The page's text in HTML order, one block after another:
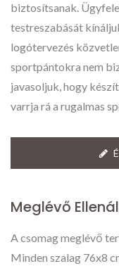
biztosítsanak.
testreszabását
logótervezés
sportpántokra nem
javasoljuk, hogy
varrja rá a rugalmas
Meglévő
A csomag meglévő
Minden szalag 76x8